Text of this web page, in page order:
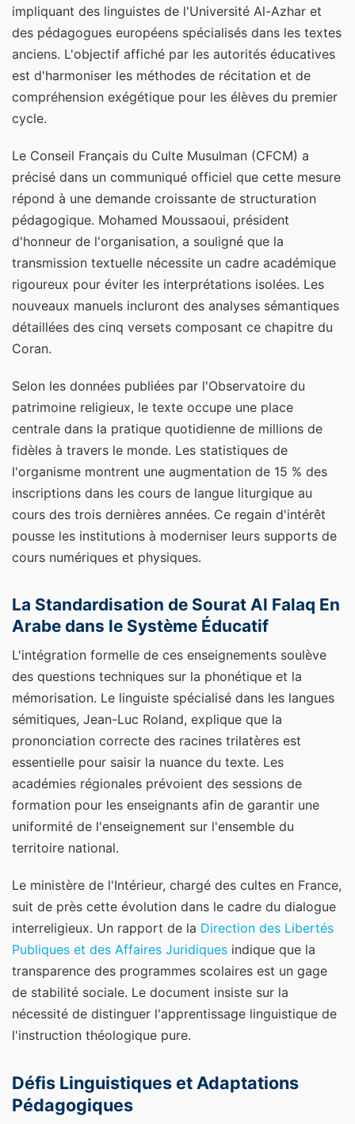
impliquant des linguistes de l'Université Al-Azhar et
des pédagogues européens spécialisés dans les textes
anciens. L'objectif affiché par les autorités éducatives
est d'harmoniser les méthodes de récitation et de
compréhension exégétique pour les élèves du premier
cycle.
Le Conseil Français du Culte Musulman (CFCM) a
précisé dans un communiqué officiel que cette mesure
répond à une demande croissante de structuration
pédagogique. Mohamed Moussaoui, président
d'honneur de l'organisation, a souligné que la
transmission textuelle nécessite un cadre académique
rigoureux pour éviter les interprétations isolées. Les
nouveaux manuels incluront des analyses sémantiques
détaillées des cinq versets composant ce chapitre du
Coran.
Selon les données publiées par l'Observatoire du
patrimoine religieux, le texte occupe une place
centrale dans la pratique quotidienne de millions de
fidèles à travers le monde. Les statistiques de
l'organisme montrent une augmentation de 15 % des
inscriptions dans les cours de langue liturgique au
cours des trois dernières années. Ce regain d'intérêt
pousse les institutions à moderniser leurs supports de
cours numériques et physiques.
La Standardisation de Sourat Al Falaq En
Arabe dans le Système Éducatif
L'intégration formelle de ces enseignements soulève
des questions techniques sur la phonétique et la
mémorisation. Le linguiste spécialisé dans les langues
sémitiques, Jean-Luc Roland, explique que la
prononciation correcte des racines trilatères est
essentielle pour saisir la nuance du texte. Les
académies régionales prévoient des sessions de
formation pour les enseignants afin de garantir une
uniformité de l'enseignement sur l'ensemble du
territoire national.
Le ministère de l'Intérieur, chargé des cultes en France,
suit de près cette évolution dans le cadre du dialogue
interreligieux. Un rapport de la Direction des Libertés
Publiques et des Affaires Juridiques indique que la
transparence des programmes scolaires est un gage
de stabilité sociale. Le document insiste sur la
nécessité de distinguer l'apprentissage linguistique de
l'instruction théologique pure.
Défis Linguistiques et Adaptations
Pédagogiques